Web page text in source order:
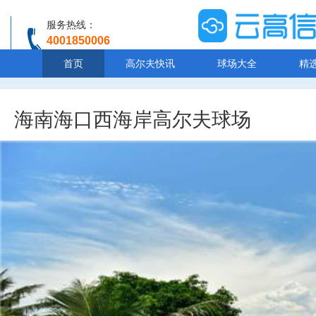
服务热线：
4001850006
首页 高尔夫快讯 球场大全 精
海南海口西海岸高尔夫球场